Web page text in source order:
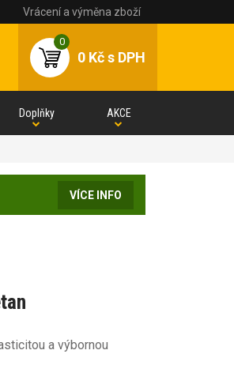
Vrácení a výměna zboží
0
0 Kčs DPH
Doplňky AKCE
VÍCE INFO
a výbornou